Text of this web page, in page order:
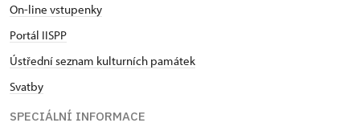
On-line vstupenky
Portál IISPP
Ústřední seznam kulturních památek
Svatby
SPECIÁLNÍ INFORMACE